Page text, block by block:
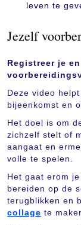
leven te
Jezelf
Registreer je
Deze video
bijeenkomst en
Het doel is om
zichzelf stelt of
aangaat en
volle te spelen.
Het gaat erom
bereiden op de
terugblikken en
collage te